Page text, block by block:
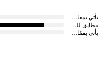
يأتي بمقاس صغير
مطابق للمقاس
يأتي بمقاس كبير